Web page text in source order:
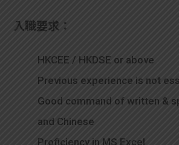
入職要求：
HKCEE / HKDSE or above
Previous experience is not
Good command of written &
and Chinese
Proficiency in MS Excel